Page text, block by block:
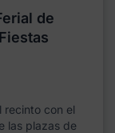
de
recinto con el
las plazas de